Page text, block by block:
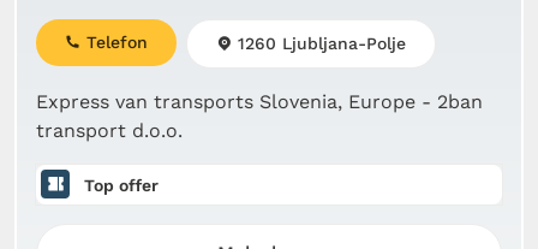
Express van transports Slovenia, Europe - 2ban
transport d.o.o.
Telefon 1260 Ljubljana-Polje
Top offer